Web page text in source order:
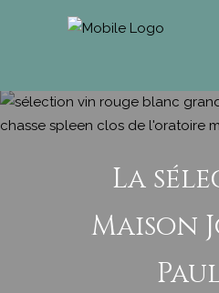
La
Maison